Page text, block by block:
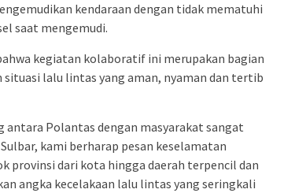
kendaraan dengan tidak mematuhi
saat mengemudi.
kegiatan kolaboratif ini merupakan bagian
lalu lintas yang aman, nyaman dan tertib
antara Polantas dengan masyarakat sangat
kami berharap pesan keselamatan
provinsi dari kota hingga daerah terpencil dan
angka kecelakaan lalu lintas yang seringkali